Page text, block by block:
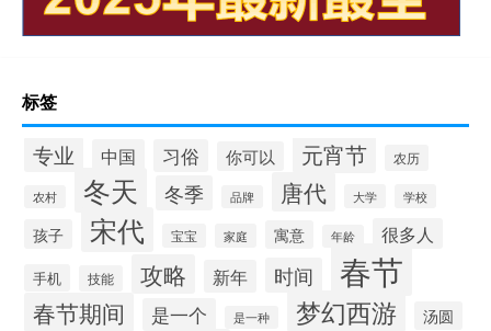
标签
专业 中国 习俗 你可以 元宵节 农历
农村 冬天 冬季 品牌 唐代 大学 学校
孩子 宋代 宝宝 家庭 寓意 年龄 很多人
手机 技能 攻略 新年 时间 春节
春节期间 是一个 是一种 梦幻西游 汤圆